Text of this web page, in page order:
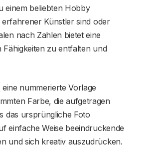
einem beliebten Hobby
Künstler sind oder
nach Zahlen bietet eine
zu entfalten und
nummerierte Vorlage
Farbe, die aufgetragen
das ursprüngliche Foto
einfache Weise beeindruckende
und sich kreativ auszudrücken.